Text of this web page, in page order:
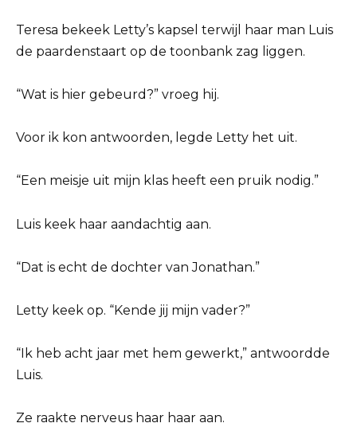
Teresa bekeek Letty’s kapsel terwijl haar man Luis
de paardenstaart op de toonbank zag liggen.
“Wat is hier gebeurd?” vroeg hij.
Voor ik kon antwoorden, legde Letty het uit.
“Een meisje uit mijn klas heeft een pruik nodig.”
Luis keek haar aandachtig aan.
“Dat is echt de dochter van Jonathan.”
Letty keek op. “Kende jij mijn vader?”
“Ik heb acht jaar met hem gewerkt,” antwoordde
Luis.
Ze raakte nerveus haar haar aan.